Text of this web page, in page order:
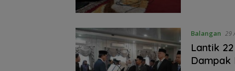
Balangan 29
Lantik
Dampak